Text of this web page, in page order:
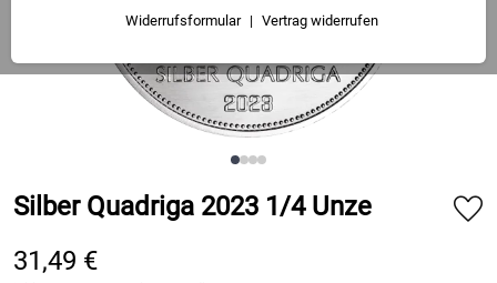
Widerrufsformular
Vertrag widerrufen
Besuchen Sie uns
Karriere
Silber Quadriga 2023 1/4 Unze
31,49 €